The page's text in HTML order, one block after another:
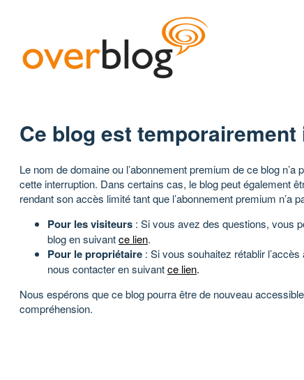
Ce blog est
Le nom de domaine ou l’abonnement premium de ce blog
cette interruption. Dans certains cas, le blog peut également
rendant son accès limité tant que l’abonnement premium n’a
Pour les visiteurs : Si vous avez des questions, vous
blog en suivantce lien.
Pour le propriétaire : Si vous souhaitez rétablir
nous contacter en suivantce lien.
Nous espérons que ce blog pourra être de nouveau
compréhension.